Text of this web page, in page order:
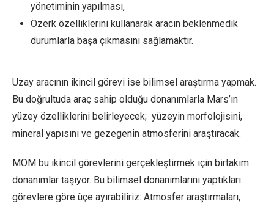
yönetiminin yapılması,
Özerk özelliklerini kullanarak aracın beklenmedik
durumlarla başa çıkmasını sağlamaktır.
Uzay aracının ikincil görevi ise bilimsel araştırma yapmak.
Bu doğrultuda araç sahip olduğu donanımlarla Mars’ın
yüzey özelliklerini belirleyecek; yüzeyin morfolojisini,
mineral yapısını ve gezegenin atmosferini araştıracak.
MOM bu ikincil görevlerini gerçekleştirmek için birtakım
donanımlar taşıyor. Bu bilimsel donanımlarını yaptıkları
görevlere göre üçe ayırabiliriz: Atmosfer araştırmaları,